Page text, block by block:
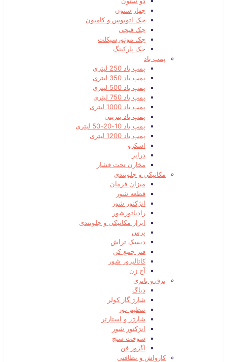
چهار ستون
جک اتوبوس و کامیون
جک قیچی
جک موتورسیکلت
جک پارکینگ
پمپ باد
پمپ باد 250 لیتری
پمپ باد 350 لیتری
پمپ باد 500 لیتری
پمپ باد 750 لیتری
پمپ باد 1000 لیتری
پمپ باد بنزینی
پمپ باد 10-20-50 لیتری
پمپ باد 1200 لیتری
اسکرو
درایر
مخازن تحت فشار
مکانیکی و جلوبندی
میزان فرمان
قطعه شور
انژکتور شور
رادیاتورشور
ابزار مکانیکی و جلوبندی
پرس
دیسک تراش
فنر جمع کن
کاتالیزور شور
آج زن
برق و باتری
دیاگ
شارژ گاز کولر
تنظیم نور
شارژر و استارتر
انژکتور شور
سوخت سنج
اگزوز فن
کارواش و نظافتی